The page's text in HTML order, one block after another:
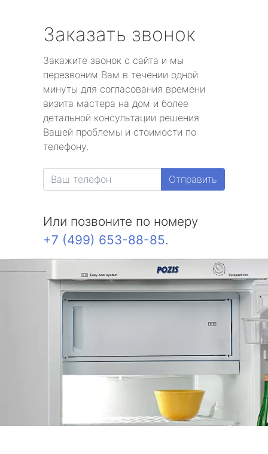
Заказать звонок
Закажите звонок с сайта и мы
перезвоним Вам в течении одной
минуты для согласования времени
визита мастера на дом и более
детальной консультации решения
Вашей проблемы и стоимости по
телефону.
Отправить
Или позвоните по номеру
+7 (499) 653-88-85.